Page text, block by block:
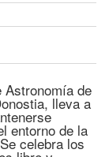
Astronomía de
lleva a
entorno de la
celebra los